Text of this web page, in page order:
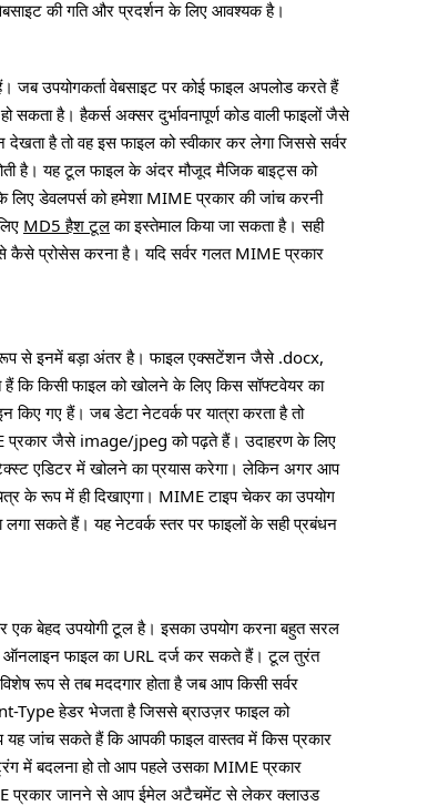
की गति और प्रदर्शन के लिए आवश्यक है।
जब उपयोगकर्ता वेबसाइट पर कोई फाइल अपलोड करते हैं
है। हैकर्स अक्सर दुर्भावनापूर्ण कोड वाली फाइलों जैसे
है तो वह इस फाइल को स्वीकार कर लेगा जिससे सर्वर
है। यह टूल फाइल के अंदर मौजूद मैजिक बाइट्स को
डेवलपर्स को हमेशा MIME प्रकार की जांच करनी
MD5 हैश टूलका इस्तेमाल किया जा सकता है। सही
कैसे प्रोसेस करना है। यदि सर्वर गलत MIME प्रकार
से इनमें बड़ा अंतर है। फाइल एक्सटेंशन जैसे .docx,
किसी फाइल को खोलने के लिए किस सॉफ्टवेयर का
गए हैं। जब डेटा नेटवर्क पर यात्रा करता है तो
प्रकार जैसे image/jpeg को पढ़ते हैं। उदाहरण के लिए
एडिटर में खोलने का प्रयास करेगा। लेकिन अगर आप
के रूप में ही दिखाएगा। MIME टाइप चेकर का उपयोग
लगा सकते हैं। यह नेटवर्क स्तर पर फाइलों के सही प्रबंधन
एक बेहद उपयोगी टूल है। इसका उपयोग करना बहुत सरल
ऑनलाइन फाइल का URL दर्ज कर सकते हैं। टूल तुरंत
रूप से तब मददगार होता है जब आप किसी सर्वर
Type हेडर भेजता है जिससे ब्राउज़र फाइल को
जांच सकते हैं कि आपकी फाइल वास्तव में किस प्रकार
में बदलना हो तो आप पहले उसका MIME प्रकार
प्रकार जानने से आप ईमेल अटैचमेंट से लेकर क्लाउड